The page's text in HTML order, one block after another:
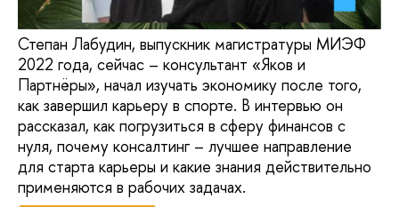
Степан Лабудин, выпускник магистратуры МИЭФ
2022 года, сейчас – консультант «Яков и
Партнёры», начал изучать экономику после того,
как завершил карьеру в спорте. В интервью он
рассказал, как погрузиться в сферу финансов с
нуля, почему консалтинг – лучшее направление
для старта карьеры и какие знания действительно
применяются в рабочих задачах.